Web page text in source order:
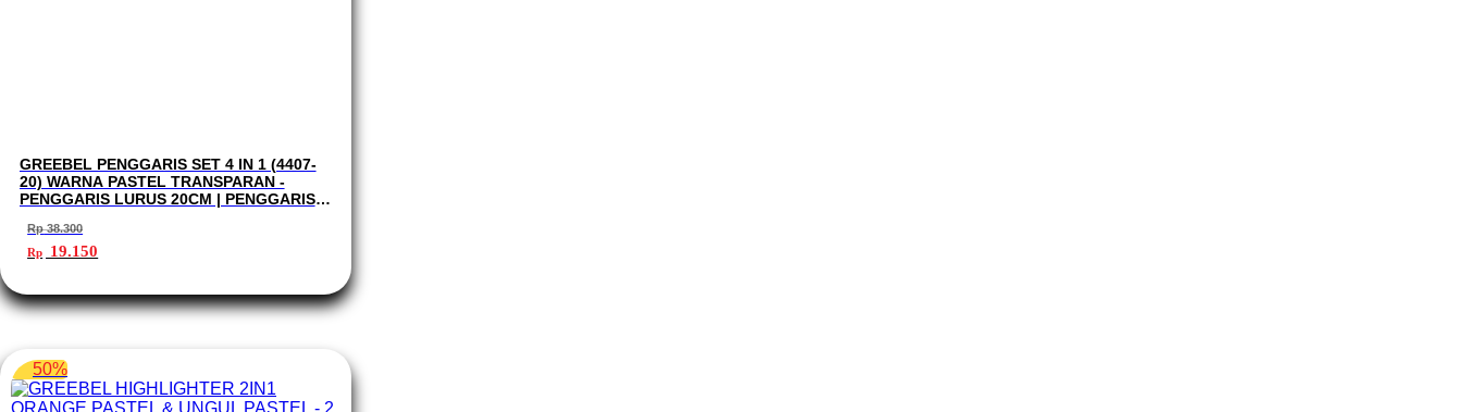
GREEBEL PENGGARIS SET 4 IN 1 (4407-
20) WARNA PASTEL TRANSPARAN -
PENGGARIS LURUS 20CM | PENGGARIS
Rp38.300
Harga
aslinya
Rp 38.300.
Rp 19.150saat
adalah:
Rp 19.150.
50%